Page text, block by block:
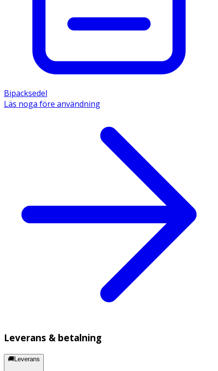
Bipacksedel
Läs noga före användning
Leverans & betalning
🚚Leverans